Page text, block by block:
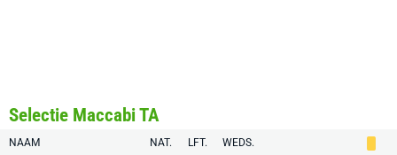
Selectie Maccabi TA
NAAM NAT. LFT. WEDS.